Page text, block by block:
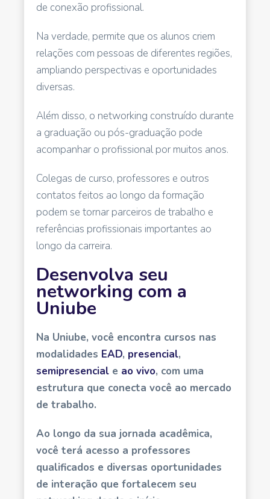
de conexão profissional.
Na verdade, permite que os alunos criem
relações com pessoas de diferentes regiões,
ampliando perspectivas e oportunidades
diversas.
Além disso, o networking construído durante
a graduação ou pós-graduação pode
acompanhar o profissional por muitos anos.
Colegas de curso, professores e outros
contatos feitos ao longo da formação
podem se tornar parceiros de trabalho e
referências profissionais importantes ao
longo da carreira.
Desenvolva seu
networking com a
Uniube
Na Uniube, você encontra cursos nas
modalidades EAD, presencial,
semipresencial e ao vivo, com uma
estrutura que conecta você ao mercado
de trabalho.
Ao longo da sua jornada acadêmica,
você terá acesso a professores
qualificados e diversas oportunidades
de interação que fortalecem seu